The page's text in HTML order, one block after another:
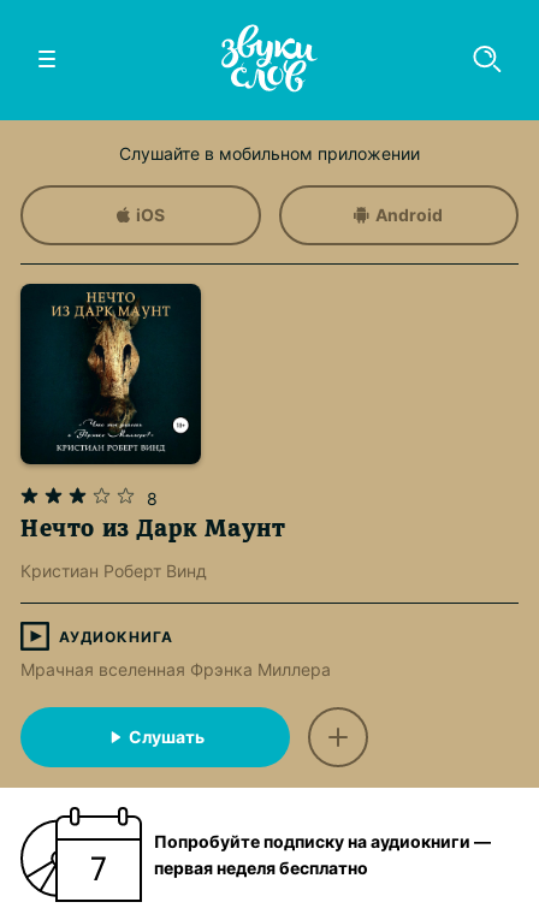
Слушайте в мобильном приложении
iOS Android
8
Нечто из Дарк Маунт
Кристиан Роберт Винд
АУДИОКНИГА
Мрачная вселенная Фрэнка Миллера
Слушать
Попробуйте подписку на аудиокниги —
первая неделя бесплатно